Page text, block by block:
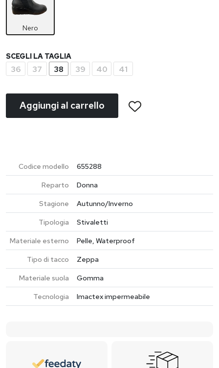
Nero
SCEGLI LA TAGLIA
36 37 38 39 40 41
Aggiungi al carrello
Codice modello
655288
Reparto
Donna
Stagione
Autunno/Inverno
Tipologia
Stivaletti
Materiale esterno
Pelle, Waterproof
Tipo di tacco
Zeppa
Materiale suola
Gomma
Tecnologia
Imactex impermeabile